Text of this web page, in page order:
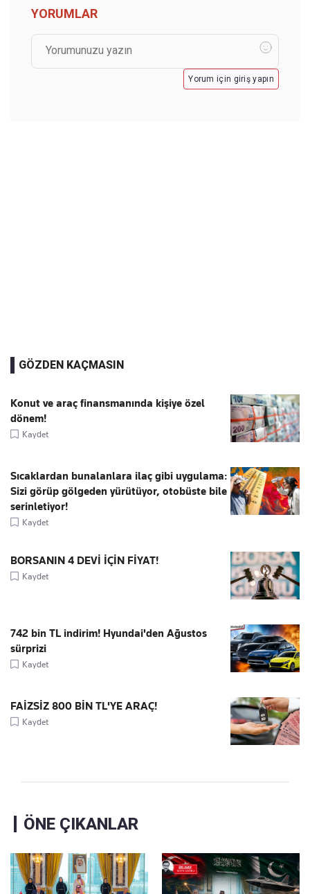
YORUMLAR
Yorum için giriş yapın
GÖZDEN KAÇMASIN
Konut ve araç finansmanında kişiye özel
dönem!
Kaydet
Sıcaklardan bunalanlara ilaç gibi uygulama:
Sizi görüp gölgeden yürütüyor, otobüste bile
serinletiyor!
Kaydet
BORSANIN 4 DEVİ İÇİN FİYAT!
Kaydet
742 bin TL indirim! Hyundai'den Ağustos
sürprizi
Kaydet
FAİZSİZ 800 BİN TL'YE ARAÇ!
Kaydet
ÖNE ÇIKANLAR